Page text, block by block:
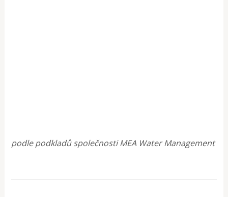
podle podkladů společnosti MEA Water Management